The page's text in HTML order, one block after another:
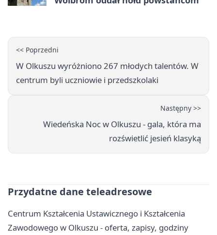
<< Poprzedni
W Olkuszu wyróżniono 267 młodych talentów. W
centrum byli uczniowie i przedszkolaki
Następny >>
Wiedeńska Noc w Olkuszu - gala, która ma
rozświetlić jesień klasyką
Przydatne dane teleadresowe
Centrum Kształcenia Ustawicznego i Kształcenia
Zawodowego w Olkuszu - oferta, zapisy, godziny